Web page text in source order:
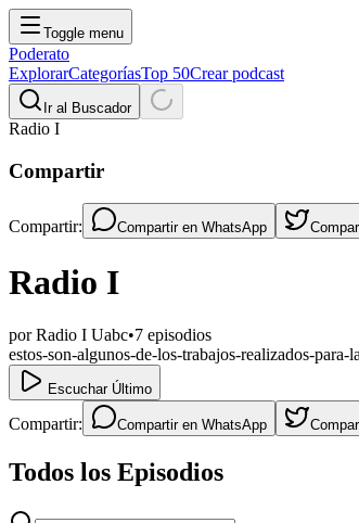
Toggle menu
Poderato
ExplorarCategoríasTop 50Crear podcast
Ir al Buscador
Radio I
Compartir
Compartir: Compartir en WhatsApp
Radio I
porRadio I Uabc•7 episodios
estos-son-algunos-de-los-trabajos-realizados-
Escuchar Último
Compartir: Compartir en WhatsApp
Todos los Episodios